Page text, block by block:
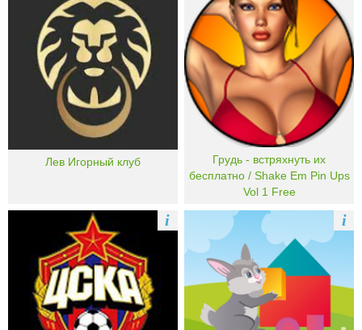
Лев Игорный клуб
Грудь - встряхнуть их
бесплатно / Shake Em Pin Ups
Vol 1 Free
i i